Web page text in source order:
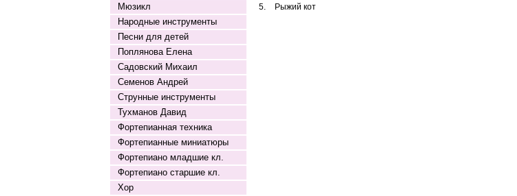
Мюзикл
Народные инструменты
Песни для детей
Поплянова Елена
Садовский Михаил
Семенов Андрей
Струнные инструменты
Тухманов Давид
Фортепианная техника
Фортепианные миниатюры
Фортепиано младшие кл.
Фортепиано старшие кл.
Хор
5.
Рыжий кот